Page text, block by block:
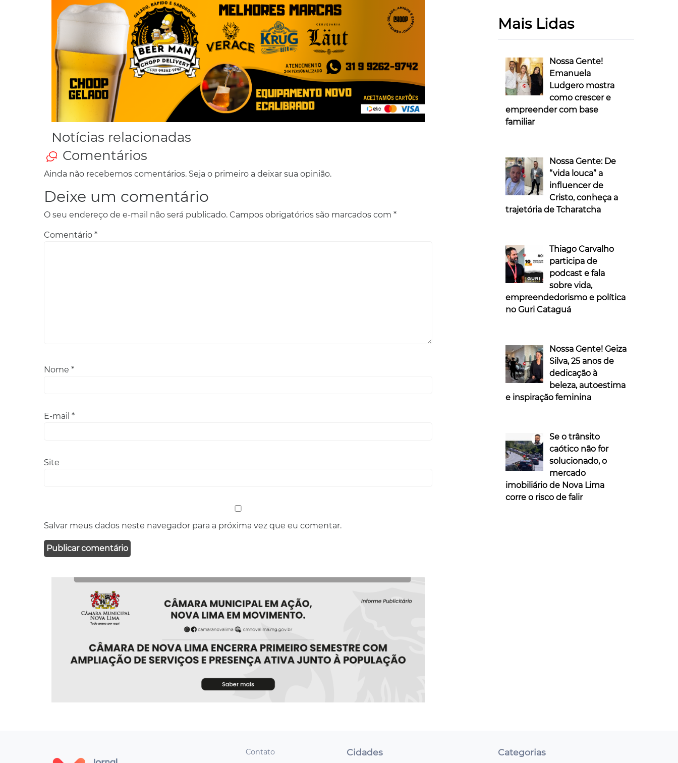
Notícias relacionadas
Comentários
Ainda não recebemos comentários. Seja o primeiro a deixar sua opinião.
Deixe um comentário
O seu endereço de e-mail não será publicado. Campos obrigatórios são marcados com *
Comentário *
Nome *
E-mail *
Site
Salvar meus dados neste navegador para a próxima vez que eu comentar.
Mais Lidas
Nossa Gente!
Emanuela
Ludgero mostra
como crescer e
empreender com base
familiar
Nossa Gente: De
“vida louca” a
influencer de
Cristo, conheça a
trajetória de Tcharatcha
Thiago Carvalho
participa de
podcast e fala
sobre vida,
empreendedorismo e política
no Guri Cataguá
Nossa Gente! Geiza
Silva, 25 anos de
dedicação à
beleza, autoestima
e inspiração feminina
Se o trânsito
caótico não for
solucionado, o
mercado
imobiliário de Nova Lima
corre o risco de falir
Contato
Cidades Categorias